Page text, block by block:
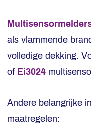
als vlammende
volledige dekking.
of Ei3024
Andere belangrijke
maatregelen: